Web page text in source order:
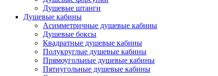
Душевые штанги
Душевые кабины
Асимметричные душевые кабины
Душевые боксы
Квадратные душевые кабины
Полукруглые душевые кабины
Прямоугольные душевые кабины
Пятиугольные душевые кабины